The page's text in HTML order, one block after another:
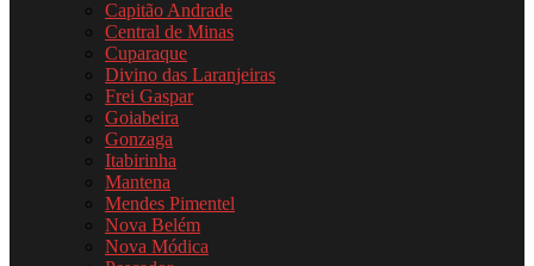
Capitão Andrade
Central de Minas
Cuparaque
Divino das Laranjeiras
Frei Gaspar
Goiabeira
Gonzaga
Itabirinha
Mantena
Mendes Pimentel
Nova Belém
Nova Módica